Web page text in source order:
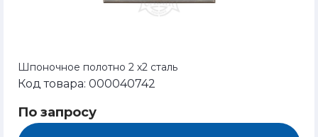
Шпоночное полотно 2 х2 сталь
Код товара: 000040742
По запросу